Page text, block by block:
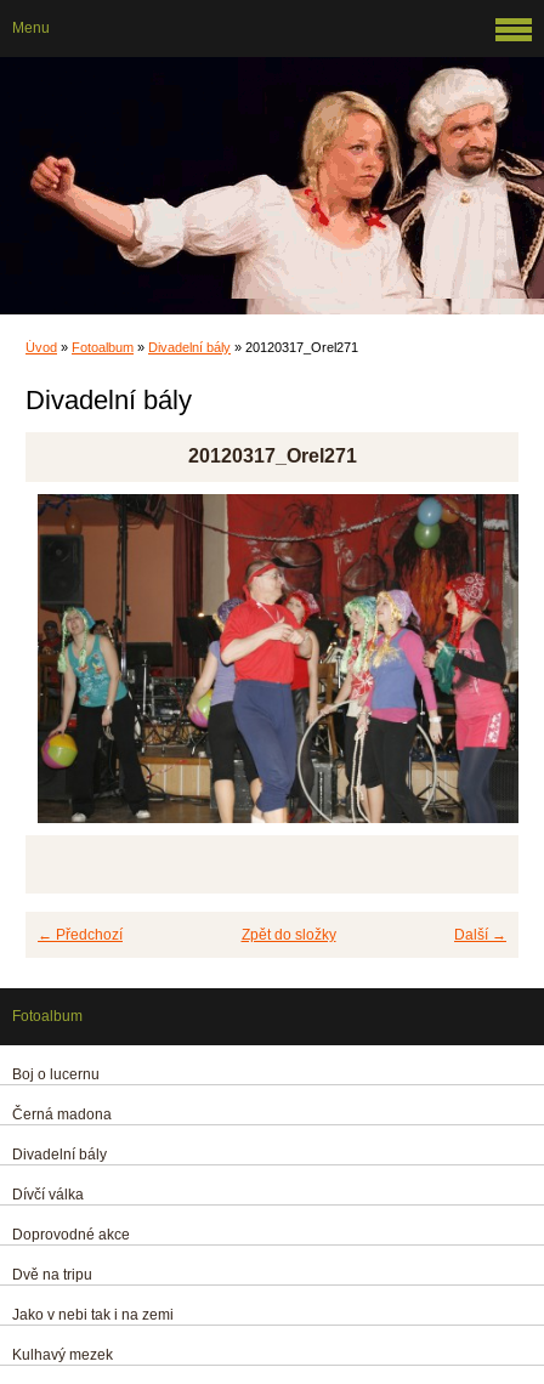
Úvod » Fotoalbum » Divadelní bály » 20120317_Orel271
Divadelní bály
20120317_Orel271
← Předchozí Další →
Zpět do složky
Menu
Fotoalbum
Boj o lucernu
Černá madona
Divadelní bály
Dívčí válka
Doprovodné akce
Dvě na tripu
Jako v nebi tak i na zemi
Kulhavý mezek